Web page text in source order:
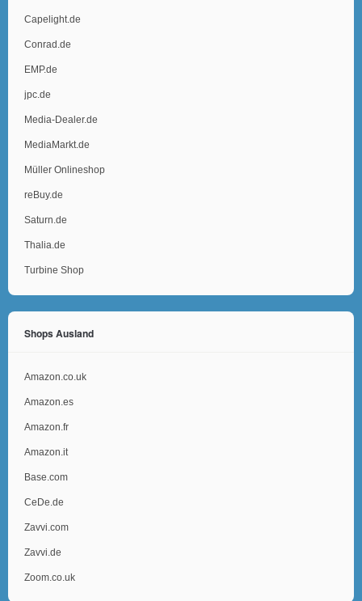
Capelight.de
Conrad.de
EMP.de
jpc.de
Media-Dealer.de
MediaMarkt.de
Müller Onlineshop
reBuy.de
Saturn.de
Thalia.de
Turbine Shop
Shops Ausland
Amazon.co.uk
Amazon.es
Amazon.fr
Amazon.it
Base.com
CeDe.de
Zavvi.com
Zavvi.de
Zoom.co.uk